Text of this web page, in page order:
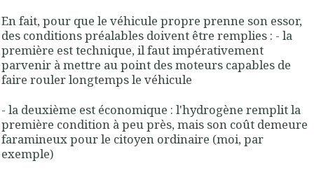
En fait, pour que le véhicule propre prenne son essor,
des conditions préalables doivent être remplies : - la
première est technique, il faut impérativement
parvenir à mettre au point des moteurs capables de
faire rouler longtemps le véhicule
- la deuxième est économique : l'hydrogène remplit la
première condition à peu près, mais son coût demeure
faramineux pour le citoyen ordinaire (moi, par
exemple)